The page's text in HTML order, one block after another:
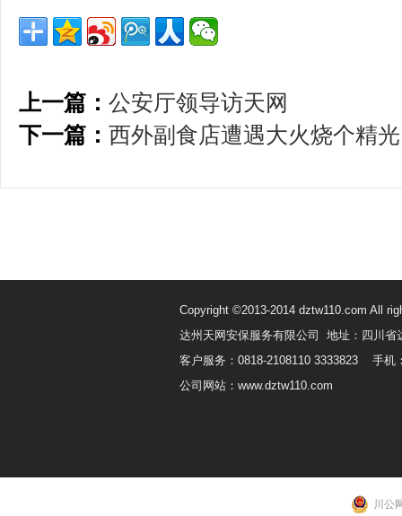
上一篇： 公安厅领导访天网
下一篇： 西外副食店遭遇大火烧个精
Copyright ©2013-2014 dztw110.com All
达州天网安保服务有限公司 地址：四川省
客户服务：0818-2108110 3333823 手机
公司网站：www.dztw110.com
川